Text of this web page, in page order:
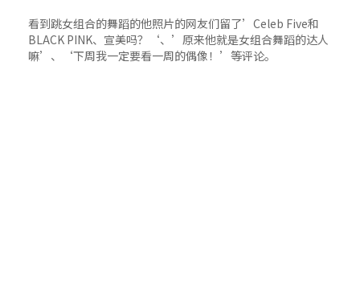
看到跳女组合的舞蹈的他照片的网友们留了’Celeb Five和
BLACK PINK、宣美吗？‘、’原来他就是女组合舞蹈的达人
嘛’、‘下周我一定要看一周的偶像！’等评论。